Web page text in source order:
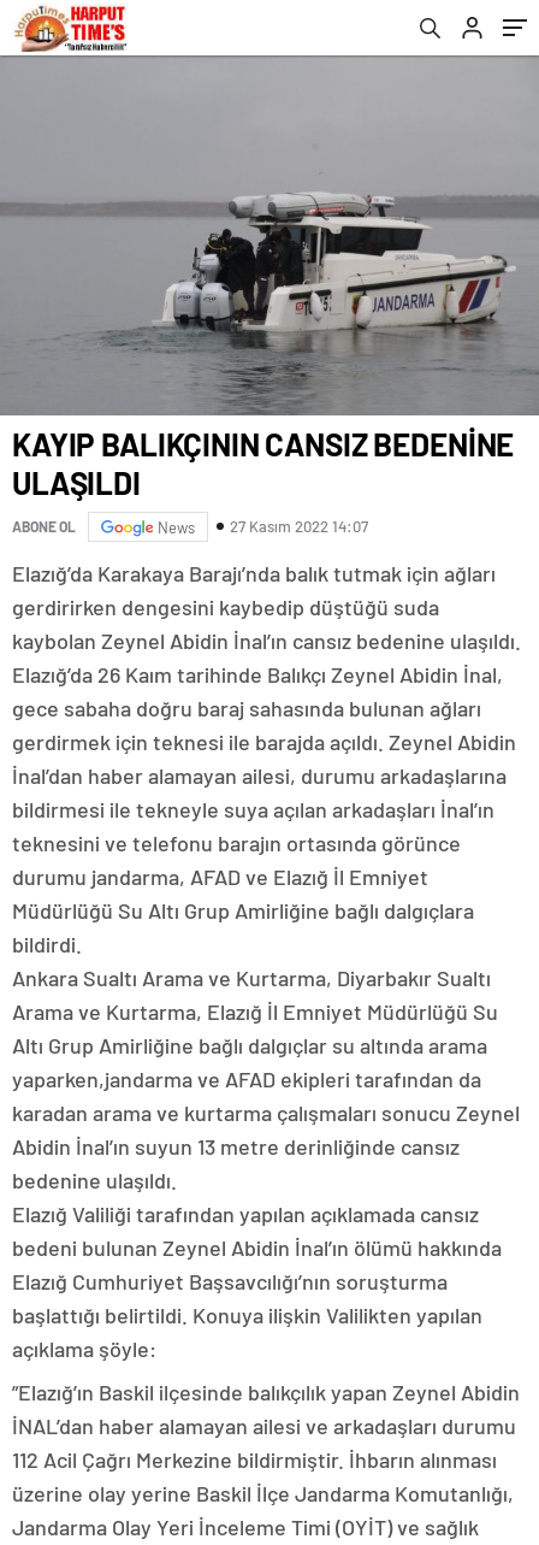
KAYIP BALIKÇININ CANSIZ BEDENİNE
ULAŞILDI
ABONE OL News 27 Kasım 2022 14:07
Elazığ’da Karakaya Barajı’nda balık tutmak için ağları
gerdirirken dengesini kaybedip düştüğü suda
kaybolan Zeynel Abidin İnal’ın cansız bedenine ulaşıldı.
Elazığ’da 26 Kaım tarihinde Balıkçı Zeynel Abidin İnal,
gece sabaha doğru baraj sahasında bulunan ağları
gerdirmek için teknesi ile barajda açıldı. Zeynel Abidin
İnal’dan haber alamayan ailesi, durumu arkadaşlarına
bildirmesi ile tekneyle suya açılan arkadaşları İnal’ın
teknesini ve telefonu barajın ortasında görünce
durumu jandarma, AFAD ve Elazığ İl Emniyet
Müdürlüğü Su Altı Grup Amirliğine bağlı dalgıçlara
bildirdi.
Ankara Sualtı Arama ve Kurtarma, Diyarbakır Sualtı
Arama ve Kurtarma, Elazığ İl Emniyet Müdürlüğü Su
Altı Grup Amirliğine bağlı dalgıçlar su altında arama
yaparken,jandarma ve AFAD ekipleri tarafından da
karadan arama ve kurtarma çalışmaları sonucu Zeynel
Abidin İnal’ın suyun 13 metre derinliğinde cansız
bedenine ulaşıldı.
Elazığ Valiliği tarafından yapılan açıklamada cansız
bedeni bulunan Zeynel Abidin İnal’ın ölümü hakkında
Elazığ Cumhuriyet Başsavcılığı’nın soruşturma
başlattığı belirtildi. Konuya ilişkin Valilikten yapılan
açıklama şöyle:
”Elazığ’ın Baskil ilçesinde balıkçılık yapan Zeynel Abidin
İNAL’dan haber alamayan ailesi ve arkadaşları durumu
112 Acil Çağrı Merkezine bildirmiştir. İhbarın alınması
üzerine olay yerine Baskil İlçe Jandarma Komutanlığı,
Jandarma Olay Yeri İnceleme Timi (OYİT) ve sağlık